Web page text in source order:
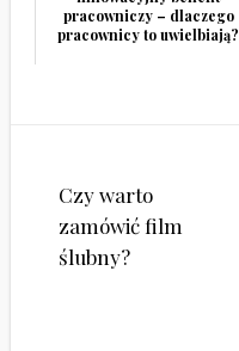
pracowniczy – dlaczego
pracownicy to uwielbiają?
wpisu
Czy warto
zamówić film
ślubny?